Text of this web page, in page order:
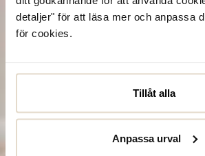
detaljer" för att läsa mer och anpassa
för cookies.
Tillåt alla
Anpassa urval